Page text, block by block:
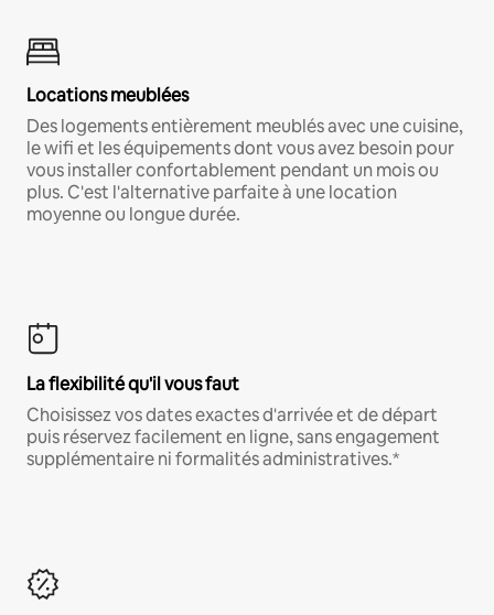
Locations meublées
Des logements entièrement meublés avec une cuisine,
le wifi et les équipements dont vous avez besoin pour
vous installer confortablement pendant un mois ou
plus. C'est l'alternative parfaite à une location
moyenne ou longue durée.
La flexibilité qu'il vous faut
Choisissez vos dates exactes d'arrivée et de départ
puis réservez facilement en ligne, sans engagement
supplémentaire ni formalités administratives.*